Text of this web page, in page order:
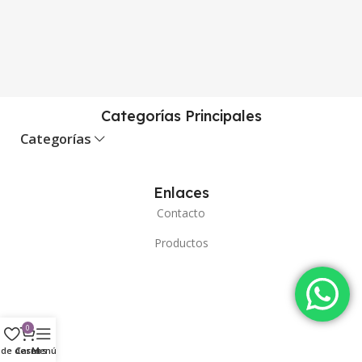
Categorías Principales
Categorías
Enlaces
Contacto
Productos
deseos
0
CarroMenú